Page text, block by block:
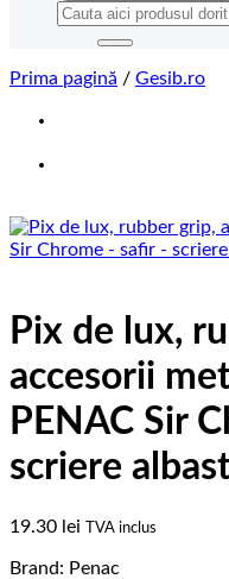
Caută
Prima pagină / Gesib.ro
Pix de lux,
accesorii
PENAC Sir
scriere
19.30 lei TVA inclus
Brand: Penac